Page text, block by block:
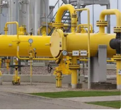
Nam
tử số 483/GP-BTTTT